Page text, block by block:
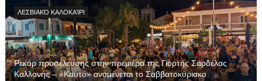
ΛΕΣΒΙΑΚΌ ΚΑΛΟΚΑΊΡΙ
Ρεκόρ προσέλευσης στην πρεμιέρα της Γιορτής Σαρδέλας
Καλλονής – «Καυτό» αναμένεται το Σαββατοκύριακο